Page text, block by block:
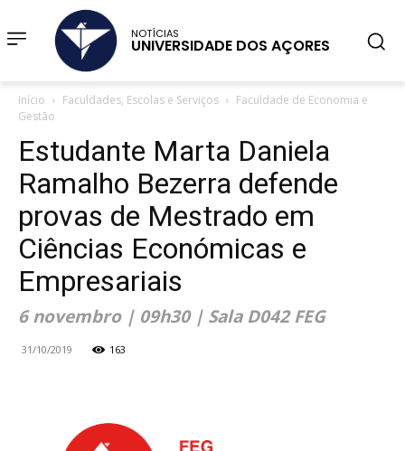
NOTÍCIAS
UNIVERSIDADE DOS AÇORES
Início Faculdades, Escolas e Serviços
Faculdade de Economia e
Gestão
Estudante Marta Daniela
Ramalho Bezerra defende
provas de Mestrado em
Ciências Económicas e
Empresariais
6 novembro | 09h30 | Sala D042 FEG
31/10/2019 163